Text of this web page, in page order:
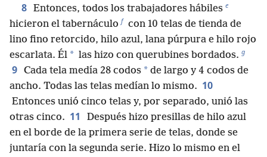
8 Entonces, todos los trabajadores hábiles e
hicieron el tabernáculo f con 10 telas de tienda de
lino fino retorcido, hilo azul, lana púrpura e hilo rojo
escarlata. Él * las hizo con querubines bordados. g
9 Cada tela medía 28 codos * de largo y 4 codos de
ancho. Todas las telas medían lo mismo. 10
Entonces unió cinco telas y, por separado, unió las
otras cinco. 11
Después hizo presillas de hilo azul
en el borde de la primera serie de telas, donde se
juntaría con la segunda serie. Hizo lo mismo en el